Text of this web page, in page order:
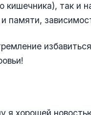
кишечника), так и
памяти,
я хорошей